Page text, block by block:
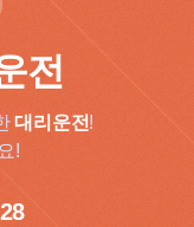
전
대리운전!
!